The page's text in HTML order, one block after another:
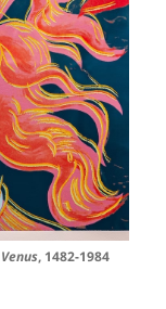
, 1482-1984